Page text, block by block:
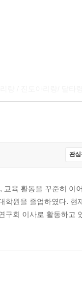
랑 / 진도아리랑/ 달타
고향 / 내 고향의 봄 /
관
육 활동을 꾸준히 이
학원을 졸업하였다. 현
구회 이사로 활동하고